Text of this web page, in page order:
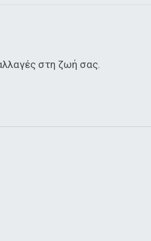
στη ζωή σας.